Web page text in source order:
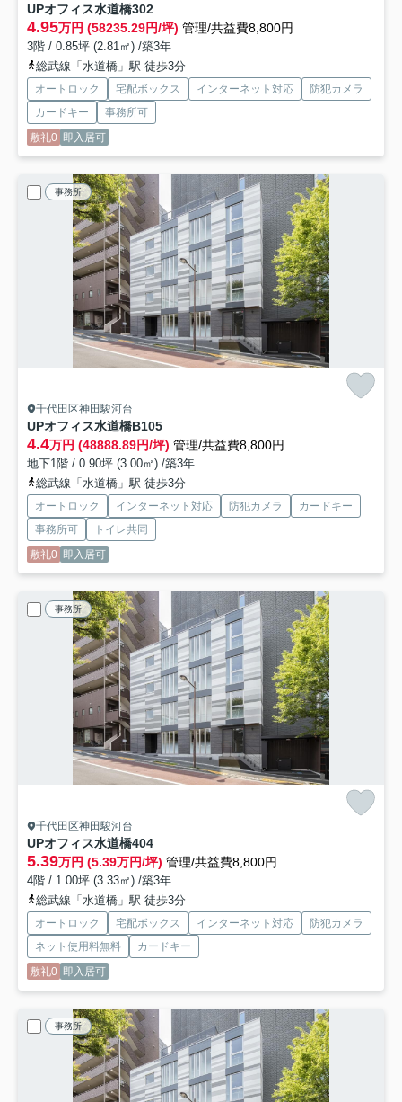
UPオフィス水道橋302
4.95万円 (58235.29円/坪) 管理/共益費8,800円
3階 / 0.85坪 (2.81㎡) /築3年
総武線「水道橋」駅 徒歩3分
オートロック 宅配ボックス インターネット対応
防犯カメラ
カードキー
事務所可
敷礼0 即入居可
事務所
千代田区神田駿河台
UPオフィス水道橋B105
4.4万円 (48888.89円/坪) 管理/共益費8,800円
地下1階 / 0.90坪 (3.00㎡) /築3年
総武線「水道橋」駅 徒歩3分
オートロック インターネット対応 防犯カメラ
カードキー
事務所可
トイレ共同
敷礼0 即入居可
事務所
千代田区神田駿河台
UPオフィス水道橋404
5.39万円 (5.39万円/坪) 管理/共益費8,800円
4階 / 1.00坪 (3.33㎡) /築3年
総武線「水道橋」駅 徒歩3分
オートロック 宅配ボックス インターネット対応
防犯カメラ
ネット使用料無料
カードキー
敷礼0 即入居可
事務所